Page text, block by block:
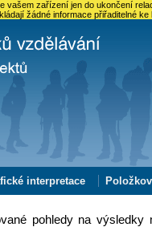
zařízení jen do ukončení
žádné informace přiřaditelné ke
interpretace
pohledy na výsledky